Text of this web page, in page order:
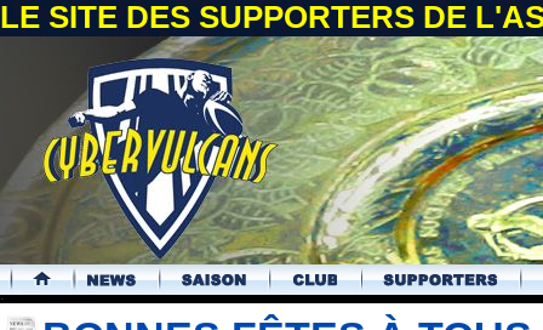
LE SITE DES SUPPORTERS DE
.